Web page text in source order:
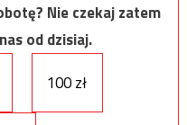
Nie czekaj zatem
od dzisiaj.
100 zł